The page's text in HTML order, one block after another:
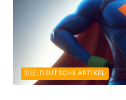
🇩🇪 DEUTSCHE ARTIKEL